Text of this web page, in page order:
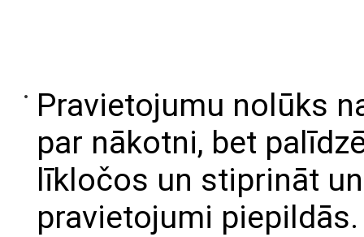
Pravietojumu nolūks
par nākotni, bet
līkločos un stiprināt
pravietojumi piepildās.